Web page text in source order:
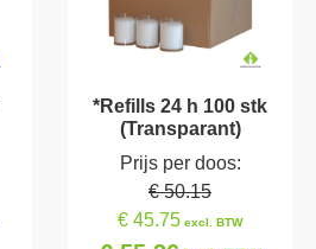
*Refills 24 h 100 stk
(Transparant)
Prijs per doos:
€ 50.15
€ 45.75 excl. BTW